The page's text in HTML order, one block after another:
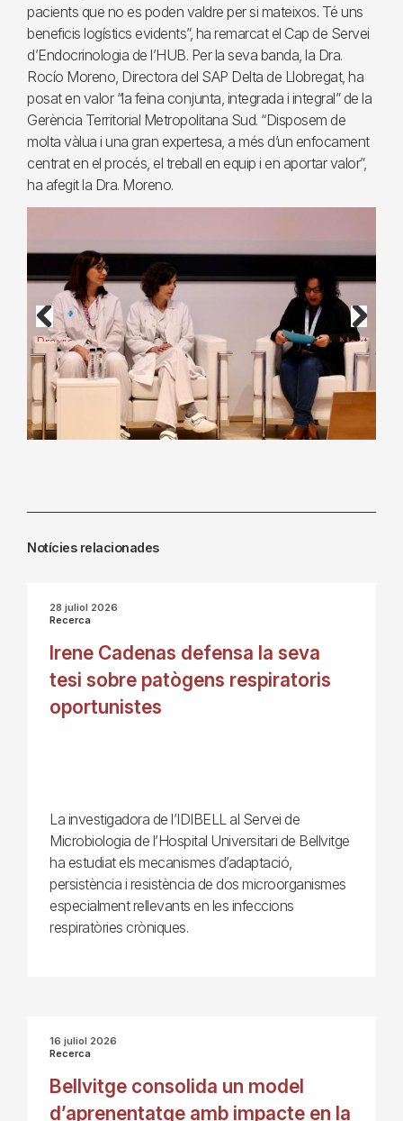
pacients que no es poden valdre per si mateixos. Té uns
beneficis logístics evidents”, ha remarcat el Cap de Servei
d’Endocrinologia de l’HUB. Per la seva banda, la Dra.
Rocío Moreno, Directora del SAP Delta de Llobregat, ha
posat en valor “la feina conjunta, integrada i integral” de la
Gerència Territorial Metropolitana Sud. “Disposem de
molta vàlua i una gran expertesa, a més d’un enfocament
centrat en el procés, el treball en equip i en aportar valor”,
ha afegit la Dra. Moreno.
Previous Next
Notícies relacionades
28 juliol 2026
Recerca
Irene Cadenas defensa la seva
tesi sobre patògens respiratoris
oportunistes
La investigadora de l’IDIBELL al Servei de
Microbiologia de l’Hospital Universitari de Bellvitge
ha estudiat els mecanismes d’adaptació,
persistència i resistència de dos microorganismes
especialment rellevants en les infeccions
respiratòries cròniques.
16 juliol 2026
Recerca
Bellvitge consolida un model
d’aprenentatge amb impacte en la